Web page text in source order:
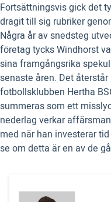
Fortsättningsvis gick det
dragit till sig rubriker
Några år av snedsteg
företag tycks Windhorst
sina framgångsrika
senaste åren. Det
fotbollsklubben Hertha
summeras som ett
nederlag verkar
med när han investerar
se om detta är en av de